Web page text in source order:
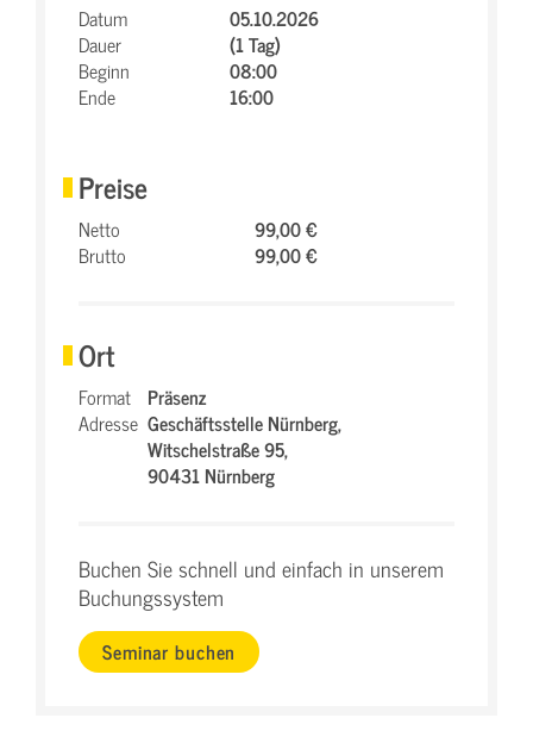
Datum
05.10.2026
Dauer
(1 Tag)
Beginn
08:00
Ende
16:00
Preise
Netto
99,00 €
Brutto
99,00 €
Ort
Format Präsenz
Adresse Geschäftsstelle Nürnberg,
Witschelstraße 95,
90431 Nürnberg
Buchen Sie schnell und einfach in unserem
Buchungssystem
Seminar buchen